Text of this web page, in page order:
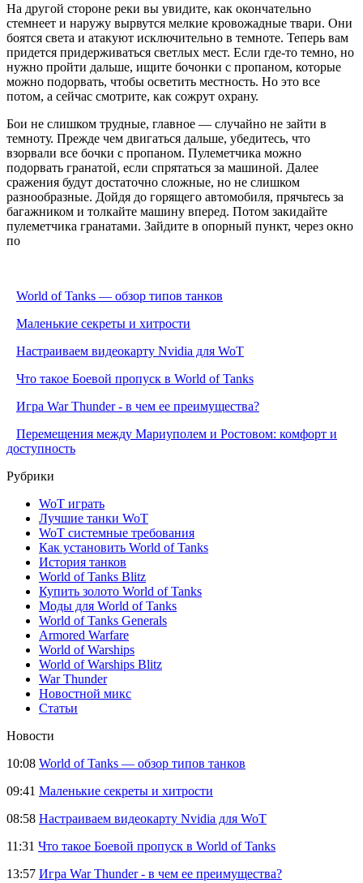
На другой стороне реки вы увидите, как окончательно
стемнеет и наружу вырвутся мелкие кровожадные твари. Они
боятся света и атакуют исключительно в темноте. Теперь вам
придется придерживаться светлых мест. Если где-то темно, но
нужно пройти дальше, ищите бочонки с пропаном, которые
можно подорвать, чтобы осветить местность. Но это все
потом, а сейчас смотрите, как сожрут охрану.
Бои не слишком трудные, главное — случайно не зайти в
темноту. Прежде чем двигаться дальше, убедитесь, что
взорвали все бочки с пропаном. Пулеметчика можно
подорвать гранатой, если спрятаться за машиной. Далее
сражения будут достаточно сложные, но не слишком
разнообразные. Дойдя до горящего автомобиля, прячьтесь за
багажником и толкайте машину вперед. Потом закидайте
пулеметчика гранатами. Зайдите в опорный пункт, через окно
по
World of Tanks — обзор типов танков
Маленькие секреты и хитрости
Настраиваем видеокарту Nvidia для WoT
Что такое Боевой пропуск в World of Tanks
Игра War Thunder - в чем ее преимущества?
Перемещения между Мариуполем и Ростовом: комфорт и
доступность
Рубрики
WoT играть
Лучшие танки WoT
WoT системные требования
Как установить World of Tanks
История танков
World of Tanks Blitz
Купить золото World of Tanks
Моды для World of Tanks
World of Tanks Generals
Armored Warfare
World of Warships
World of Warships Blitz
War Thunder
Новостной микс
Статьи
Новости
10:08 World of Tanks — обзор типов танков
09:41 Маленькие секреты и хитрости
08:58 Настраиваем видеокарту Nvidia для WoT
11:31 Что такое Боевой пропуск в World of Tanks
13:57 Игра War Thunder - в чем ее преимущества?